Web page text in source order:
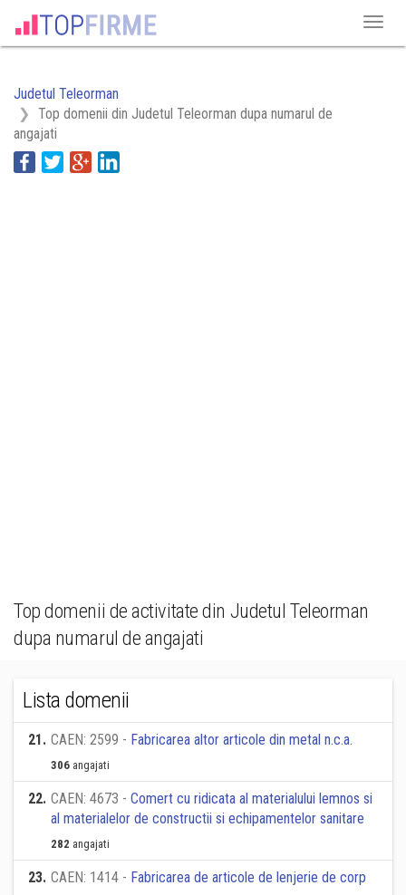
Judetul Teleorman
Top domenii din Judetul Teleorman dupa numarul de
angajati
Top domenii de activitate din Judetul Teleorman
dupa numarul de angajati
Lista domenii
21. CAEN: 2599 - Fabricarea altor articole din metal n.c.a.
306 angajati
22. CAEN: 4673 - Comert cu ridicata al materialului lemnos si
al materialelor de constructii si echipamentelor sanitare
282 angajati
23. CAEN: 1414 - Fabricarea de articole de lenjerie de corp